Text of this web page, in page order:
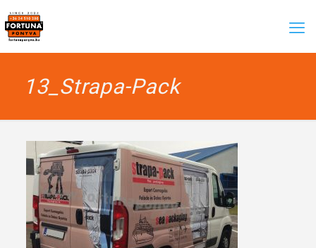
13_Strapa-Pack